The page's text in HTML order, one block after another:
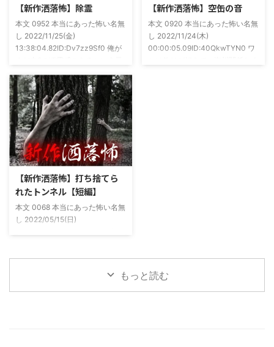
54ee5238af1
合ったのが大学生のAちゃん。彼
女もオカルト系な話が好きで(そ
もそも仲良くなったのは北の大地
が舞台の金塊を巡る漫画)ちょく
【新作洒落怖】除霊
本文 0952 本当にあった怖い名無
し 2022/11/25(金)
13:38:04.82ID:Dv7zz9Sf0 俺が
(以後A)は頻繁に「あ、あそこに
いる」だとか誰もおらんとこに挨
拶したりなどなんかわざとらしい
感じがあって当然ながら信じてな
かった。でもいいやつではあった
し頻繁に遊びに行ったりもして
た。 そしてゴールデンウィーク
れた。要約するとこの前霊が見え
た時に必死に念じたら除霊できた
っていう話だった。その時数人で
い ...
【新作洒落怖】空缶の音
本文 0920 本当にあった怖い名無
し 2022/11/24(木)
00:00:05.09ID:40QkwTYN0 ワ
【新作洒落怖】打ち捨てら
れたトンネル【短編】
本文 0068 本当にあった怖い名無
し 2022/05/15(日)
る。陸の孤島と呼ばれたその地区
と隣の市を繋ぐ林道として計画さ
もっと読む